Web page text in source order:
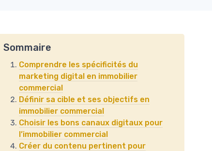
Sommaire
Comprendre les spécificités du
marketing digital en immobilier
commercial
Définir sa cible et ses objectifs en
immobilier commercial
Choisir les bons canaux digitaux pour
l’immobilier commercial
Créer du contenu pertinent pour